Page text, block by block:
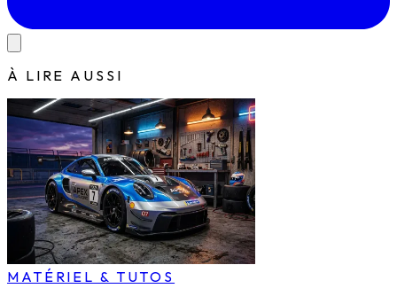
À LIRE AUSSI
MATÉRIEL & TUTOS